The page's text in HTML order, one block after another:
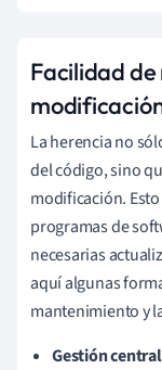
Facilidad
La herencia no
del código, sino
modificación.
programas de
necesarias
aquí algunas
mantenimiento y
Gestión